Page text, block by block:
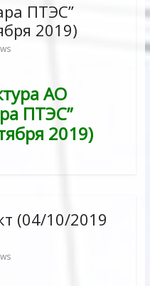
ПТЭС”
2019)
АО
ПТЭС”
2019)
(04/10/2019